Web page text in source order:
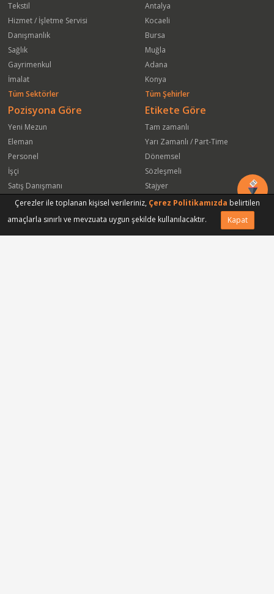
Tekstil
Hizmet / İşletme Servisi
Danışmanlık
Sağlık
Gayrimenkul
İmalat
Tüm Sektörler
Antalya
Kocaeli
Bursa
Muğla
Adana
Konya
Tüm Şehirler
Pozisyona Göre
Yeni Mezun
Eleman
Personel
İşçi
Satış Danışmanı
Öğrenci
Satış Elemanı
Etikete Göre
Tam zamanlı
Yarı Zamanlı / Part-Time
Dönemsel
Sözleşmeli
Stajyer
Freelance
Yeni Mezun
Çerezler ile toplanan kişisel verileriniz, Çerez Politikamızda belirtilen
amaçlarla sınırlı ve mevzuata uygun şekilde kullanılacaktır.
Kapat